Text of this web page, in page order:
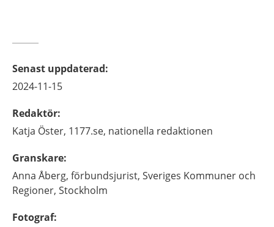
Senast uppdaterad:
2024-11-15
Redaktör:
Katja Öster, 1177.se, nationella redaktionen
Granskare:
Anna Åberg, förbundsjurist, Sveriges Kommuner och
Regioner, Stockholm
Fotograf: